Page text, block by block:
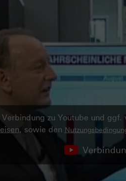
zu Youtube und
, sowie den